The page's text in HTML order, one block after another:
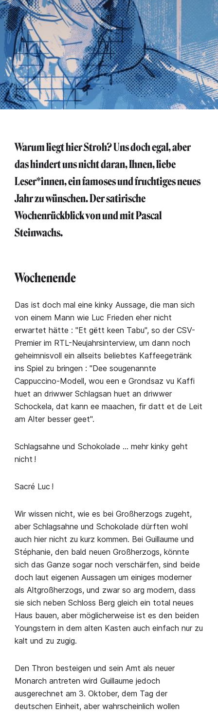
Warum liegt hier Stroh? Uns doch egal, aber
das hindert uns nicht daran, Ihnen, liebe
Leser*innen, ein famoses und fruchtiges neues
Jahr zu wünschen. Der satirische
Wochenrückblick von und mit Pascal
Steinwachs.
Wochenende
Das ist doch mal eine kinky Aussage, die man sich
von einem Mann wie Luc Frieden eher nicht
erwartet hätte : "Et gëtt keen Tabu", so der CSV-
Premier im RTL-Neujahrsinterview, um dann noch
geheimnisvoll ein allseits beliebtes Kaffeegetränk
ins Spiel zu bringen : "Dee sougenannte
Cappuccino-Modell, wou een e Grondsaz vu Kaffi
huet an driwwer Schlagsan huet an driwwer
Schockela, dat kann ee maachen, fir datt et de Leit
am Alter besser geet".
Schlagsahne und Schokolade … mehr kinky geht
nicht !
Sacré Luc !
Wir wissen nicht, wie es bei Großherzogs zugeht,
aber Schlagsahne und Schokolade dürften wohl
auch hier nicht zu kurz kommen. Bei Guillaume und
Stéphanie, den bald neuen Großherzogs, könnte
sich das Ganze sogar noch verschärfen, sind beide
doch laut eigenen Aussagen um einiges moderner
als Altgroßherzogs, und zwar so arg modern, dass
sie sich neben Schloss Berg gleich ein total neues
Haus bauen, aber möglicherweise ist es den beiden
Youngstern in dem alten Kasten auch einfach nur zu
kalt und zu zugig.
Den Thron besteigen und sein Amt als neuer
Monarch antreten wird Guillaume jedoch
ausgerechnet am 3. Oktober, dem Tag der
deutschen Einheit, aber wahrscheinlich wollen